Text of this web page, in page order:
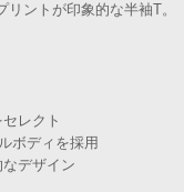
ントが印象的な半袖T。
レクト
ボディを採用
デザイン